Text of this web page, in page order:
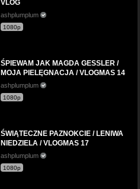
VLOG
ashplumplum
1080p
ŚPIEWAM JAK MAGDA GESSLER /
MOJA PIELĘGNACJA / VLOGMAS 14
ashplumplum
1080p
ŚWIĄTECZNE PAZNOKCIE / LENIWA
NIEDZIELA / VLOGMAS 17
ashplumplum
1080p